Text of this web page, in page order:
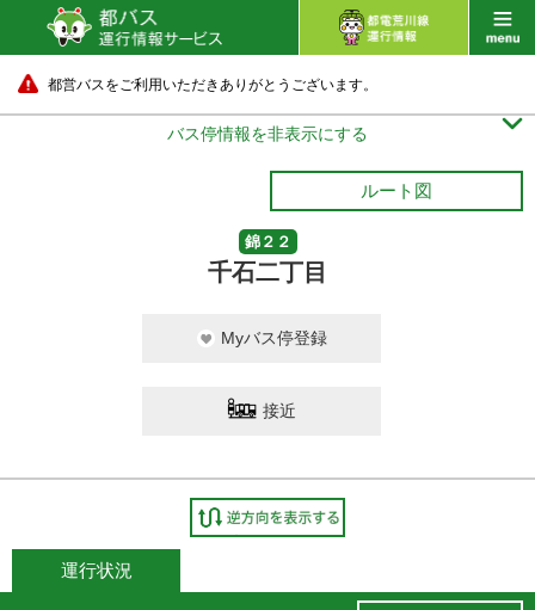
都営バスをご利用いただきありがとうございます。
バス停情報を非表示にする 
ルート図
錦２２
千石二丁目
Myバス停登録
接近
運行状況